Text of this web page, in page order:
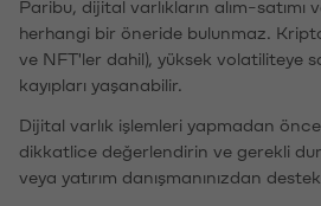
Paribu, dijital varlıkların alım-satımı
herhangi bir öneride bulunmaz.
ve NFT'ler dahil), yüksek volatiliteye
kayıpları yaşanabilir.
Dijital varlık işlemleri yapmadan
dikkatlice değerlendirin ve gerekli
veya yatırım danışmanınızdan destek